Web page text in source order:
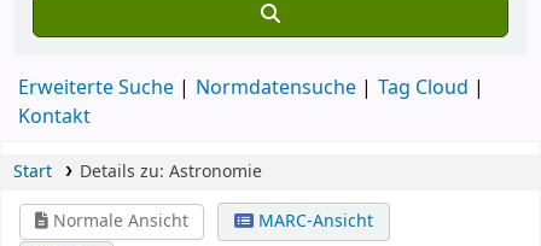
Erweiterte Suche Normdatensuche
Tag Cloud
Kontakt
Start Details zu: Astronomie
Normale Ansicht
MARC-Ansicht